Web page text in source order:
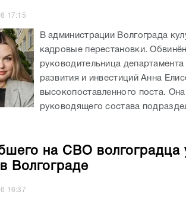
17:15
В администрации Волгограда
кадровые перестановки.
руководительница
развития и инвестиций Анна
высокопоставленного поста.
руководящего состава
на СВО волгоградца
Волгограде
16:37